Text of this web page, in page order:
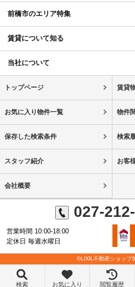
前橋市のエリア特集
賃貸について知る
当社について
トップページ 賃貸
お気に入り物件一覧 物件
保存した検索条件 検索
スタッフ紹介 お客
会社概要
027-
営業時間 10:00-18:00
定休日 毎週水曜日
©LIXIL不動産ショップ
検索 お気に入り 閲覧履歴